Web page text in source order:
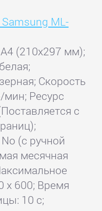
ML-
(210x297 мм);
Скорость
мин; Ресурс
с
(с ручной
месячная
x 600; Время
10 с;